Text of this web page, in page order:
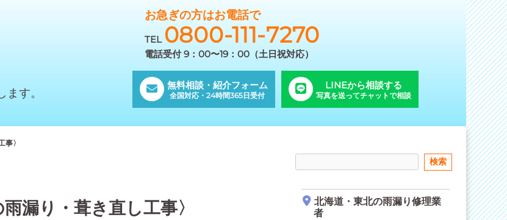
す。
お急ぎの方はお電話で
TEL 0800-111-7270
電話受付 9：00〜19：00（土日祝対応）
無料相談・紹介フォーム
全国対応・24時間365日受付
LINEから相談する
写真を送ってチャットで相談
〉
漏り・葺き直し工事〉 北海道・東北の雨漏り修理業
者